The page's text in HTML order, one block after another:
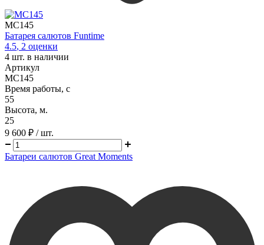
MC145
Батарея салютов Funtime
4.5, 2 оценки
4 шт. в наличии
Артикул
MC145
Время работы, с
55
Высота, м.
25
9 600 ₽ / шт.
Батареи салютов Great Moments